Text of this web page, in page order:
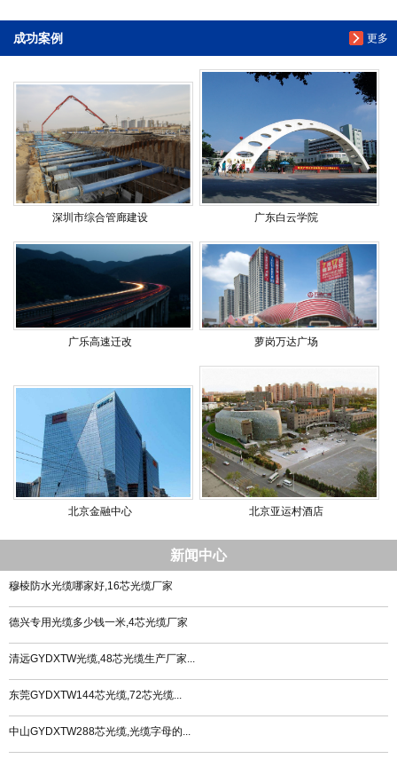
更多
成功案例
深圳市综合管廊建设 广东白云学院
广乐高速迁改 萝岗万达广场
北京金融中心 北京亚运村酒店
新闻中心
穆棱防水光缆哪家好,16芯光缆厂家
德兴专用光缆多少钱一米,4芯光缆厂家
清远GYDXTW光缆,48芯光缆生产厂家...
东莞GYDXTW144芯光缆,72芯光缆...
中山GYDXTW288芯光缆,光缆字母的...